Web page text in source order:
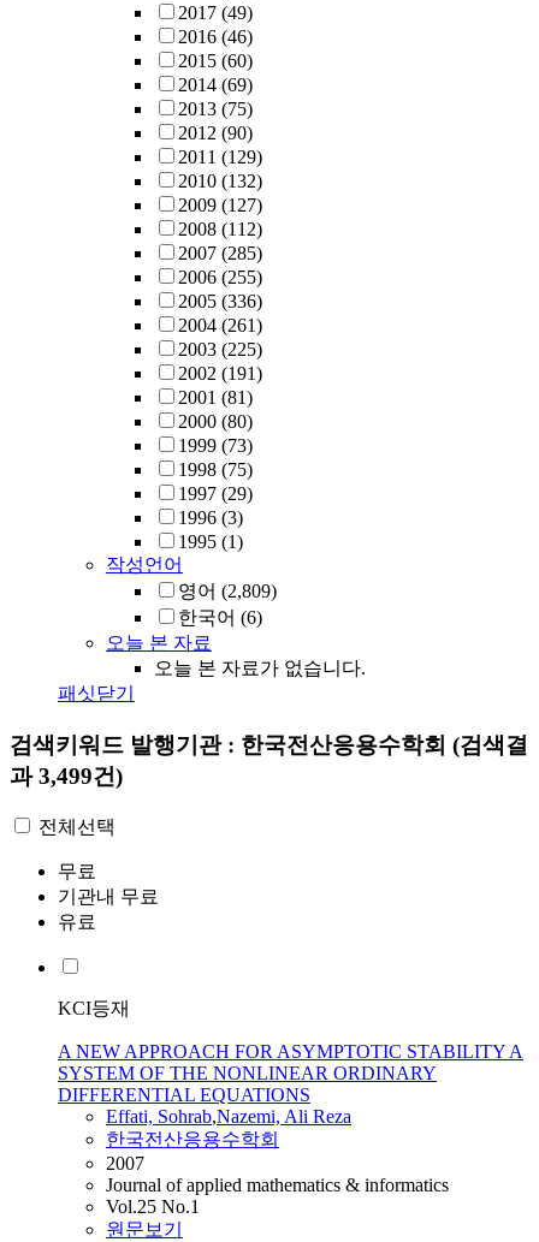
2017 (49)
2016 (46)
2015 (60)
2014 (69)
2013 (75)
2012 (90)
2011 (129)
2010 (132)
2009 (127)
2008 (112)
2007 (285)
2006 (255)
2005 (336)
2004 (261)
2003 (225)
2002 (191)
2001 (81)
2000 (80)
1999 (73)
1998 (75)
1997 (29)
1996 (3)
1995 (1)
작성언어
영어 (2,809)
한국어 (6)
오늘 본 자료
오늘 본 자료가 없습니다.
패싯닫기
검색키워드 발행기관 : 한국전산응용수학회 (검색결
과 3,499건)
전체선택
무료
기관내 무료
유료
KCI등재
A NEW APPROACH FOR ASYMPTOTIC STABILITY A
SYSTEM OF THE NONLINEAR ORDINARY
DIFFERENTIAL EQUATIONS
Effati, Sohrab,Nazemi, Ali Reza
한국전산응용수학회
2007
Journal of applied mathematics & informatics
Vol.25 No.1
원문보기